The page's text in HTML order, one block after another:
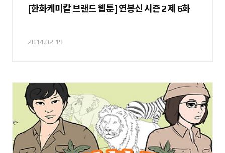
[한화케미칼 브랜드 웹툰] 연봉신 시즌 2 제 6화
2014.02.19